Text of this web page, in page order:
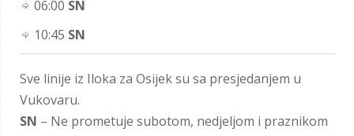
06:00 SN
10:45 SN
Sve linije iz Iloka za Osijek su sa presjedanjem u
Vukovaru.
SN – Ne prometuje subotom, nedjeljom i praznikom